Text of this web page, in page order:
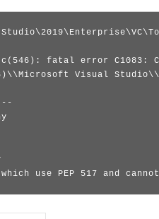
fatal error C1083:
Visual
use PEP 517 and